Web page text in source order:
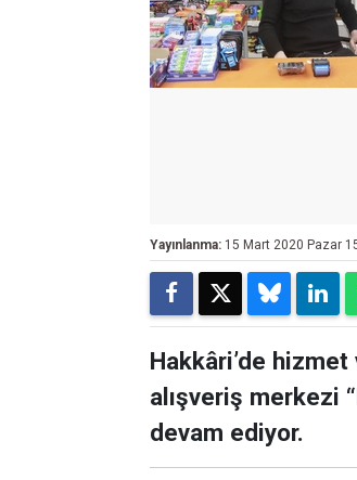
Yayınlanma: 15 Mart 2020 Pazar
Hakkâri’de
alışveriş merkezi
devam ediyor.